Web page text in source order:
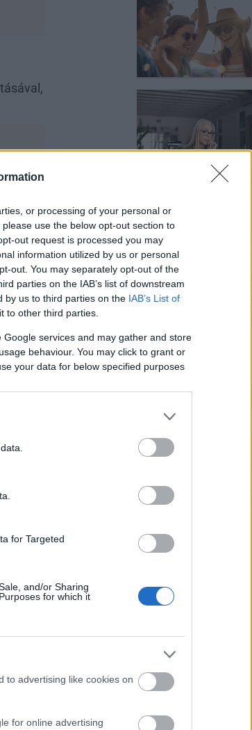
or processing of your personal or
use the below opt-out section to
out request is processed you may
information utilized by us or personal
out. You may separately opt-out of the
parties on the IAB’s list of downstream
by us to third parties on the IAB’s List of
to other third parties.
services and may gather and store
behaviour. You may click to grant or
your data for below specified purposes
for Targeted
and/or Sharing
for which it
to advertising like cookies on
for online advertising
a
egy
a